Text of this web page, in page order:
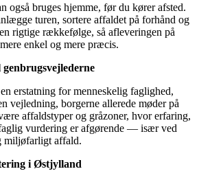
også bruges hjemme, før du kører afsted.
turen, sortere affaldet på forhånd og
rigtige rækkefølge, så afleveringen på
enkel og mere præcis.
erstatning for menneskelig faglighed,
vejledning, borgerne allerede møder på
affaldstyper og gråzoner, hvor erfaring,
vurdering er afgørende — især ved
miljøfarligt affald.
i Østjylland